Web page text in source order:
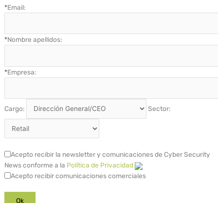
*Email:
*Nombre apellidos:
*Empresa:
Cargo: Sector:
Acepto recibir la newsletter y comunicaciones de Cyber Security
News conforme a la Política de Privacidad
Acepto recibir comunicaciones comerciales